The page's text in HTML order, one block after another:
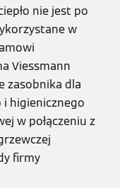
nie jest po
w
Viessmann
zasobnika dla
i higienicznego
w połączeniu z
firmy